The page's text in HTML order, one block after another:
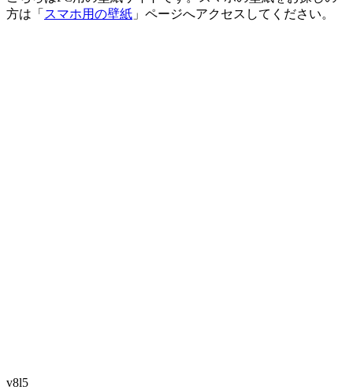
方は「 スマホ用の壁紙 」ページへアクセスしてください。
v8l5